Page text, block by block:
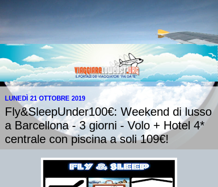
LUNEDÌ 21 OTTOBRE 2019
Fly&SleepUnder100€: Weekend di lusso
a Barcellona - 3 giorni - Volo + Hotel 4*
centrale con piscina a soli 109€!